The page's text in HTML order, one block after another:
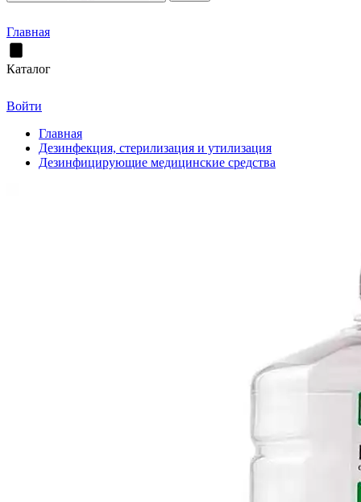
Главная
Каталог
Войти
Главная
Дезинфекция, стерилизация и утилизация
Дезинфицирующие медицинские средства